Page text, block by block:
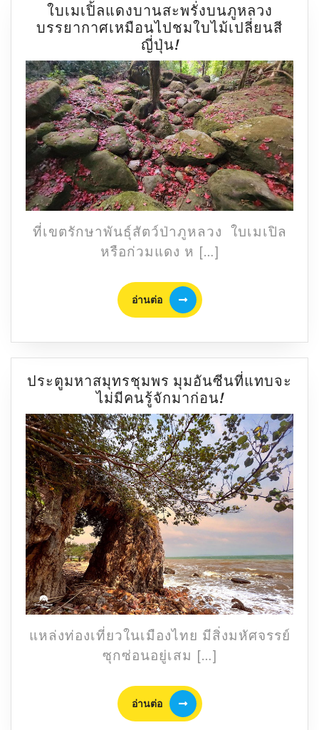
ใบเมเปิ้ลแดงบานสะพรั่งบนภูหลวง
บรรยากาศเหมือนไปชมใบไม้เปลี่ยนสี
ญี่ปุ่น!ใบ
เม
เปิ้ล
แดง
บาน
สะพรั่ง
บน
ภู
หลวง
บรรยากาศ
เหมือน
ไป
ชม
ใบไม้
เปลี่ยน
สี
ญี่ปุ่น!
ที่เขตรักษาพันธุ์สัตว์ป่าภูหลวง ใบเมเปิล
หรือก่วมแดง ห […]
อ่านต่อ
อ่าน
ต่อ
ประตูมหาสมุทรชุมพร มุมอันซีนที่แทบจะ
ไม่มีคนรู้จักมาก่อน!ประตู
มหาสมุทร
ชุมพร
มุม
อัน
ซีน
ที่
แทบ
จะ
ไม่มี
คน
รู้จัก
มา
ก่อน!
แหล่งท่องเที่ยวในเมืองไทย มีสิ่งมหัศจรรย์
ซุกซ่อนอยู่เสม […]
อ่านต่อ
อ่าน
ต่อ